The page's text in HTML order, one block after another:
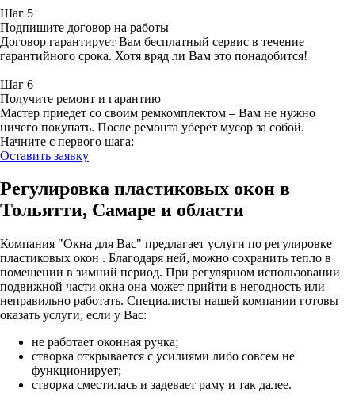
Шаг 5
Подпишите договор на работы
Договор гарантирует Вам бесплатный сервис в течение
гарантийного срока. Хотя вряд ли Вам это понадобится!
Шаг 6
Получите ремонт и гарантию
Мастер приедет со своим ремкомплектом – Вам не нужно
ничего покупать. После ремонта уберёт мусор за собой.
Начните с первого шага:
Оставить заявку
Регулировка пластиковых окон в
Тольятти, Самаре и области
Компания "Окна для Вас" предлагает услуги по регулировке
пластиковых окон . Благодаря ней, можно сохранить тепло в
помещении в зимний период. При регулярном использовании
подвижной части окна она может прийти в негодность или
неправильно работать. Специалисты нашей компании готовы
оказать услуги, если у Вас:
не работает оконная ручка;
створка открывается с усилиями либо совсем не
функционирует;
створка сместилась и задевает раму и так далее.